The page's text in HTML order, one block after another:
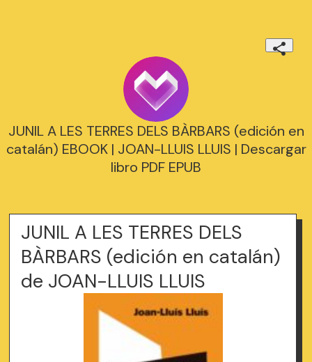
JUNIL A LES TERRES DELS BÀRBARS (edición en
catalán) EBOOK | JOAN-LLUIS LLUIS | Descargar
libro PDF EPUB
JUNIL A LES TERRES DELS
BÀRBARS (edición en catalán)
de JOAN-LLUIS LLUIS